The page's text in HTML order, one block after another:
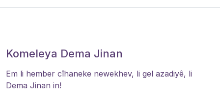
Komeleya Dema Jinan
Em li hember cîhaneke newekhev, li gel azadiyê, li
Dema Jinan in!